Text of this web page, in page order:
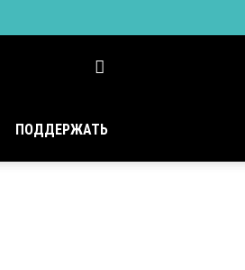
ПОДДЕРЖАТЬ